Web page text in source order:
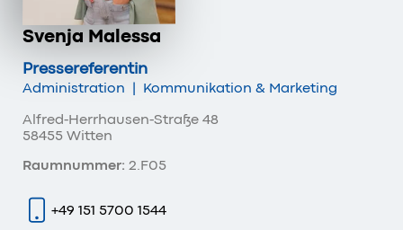
Svenja Malessa
Pressereferentin
Administration
Kommunikation & Marketing
Alfred-Herrhausen-Straße 48
58455 Witten
Raumnummer: 2.F05
+49 151 5700 1544